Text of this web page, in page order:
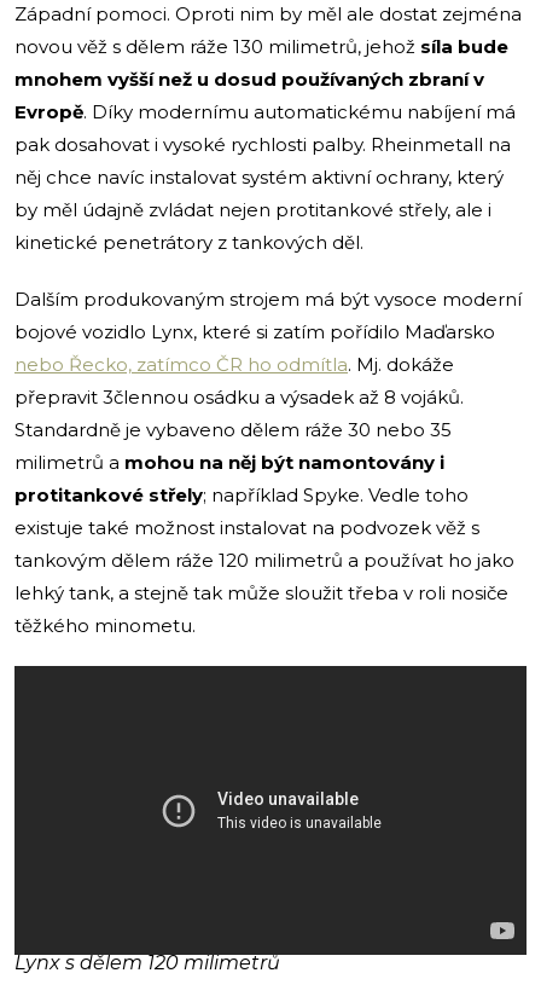
Západní pomoci. Oproti nim by měl ale dostat zejména
novou věž s dělem ráže 130 milimetrů, jehož síla bude
mnohem vyšší než u dosud používaných zbraní v
Evropě. Díky modernímu automatickému nabíjení má
pak dosahovat i vysoké rychlosti palby. Rheinmetall na
něj chce navíc instalovat systém aktivní ochrany, který
by měl údajně zvládat nejen protitankové střely, ale i
kinetické penetrátory z tankových děl.
Dalším produkovaným strojem má být vysoce moderní
bojové vozidlo Lynx, které si zatím pořídilo Maďarsko
nebo Řecko, zatímco ČR ho odmítla. Mj. dokáže
přepravit 3člennou osádku a výsadek až 8 vojáků.
Standardně je vybaveno dělem ráže 30 nebo 35
milimetrů a mohou na něj být namontovány i
protitankové střely; například Spyke. Vedle toho
existuje také možnost instalovat na podvozek věž s
tankovým dělem ráže 120 milimetrů a používat ho jako
lehký tank, a stejně tak může sloužit třeba v roli nosiče
těžkého minometu.
Lynx s dělem 120 milimetrů